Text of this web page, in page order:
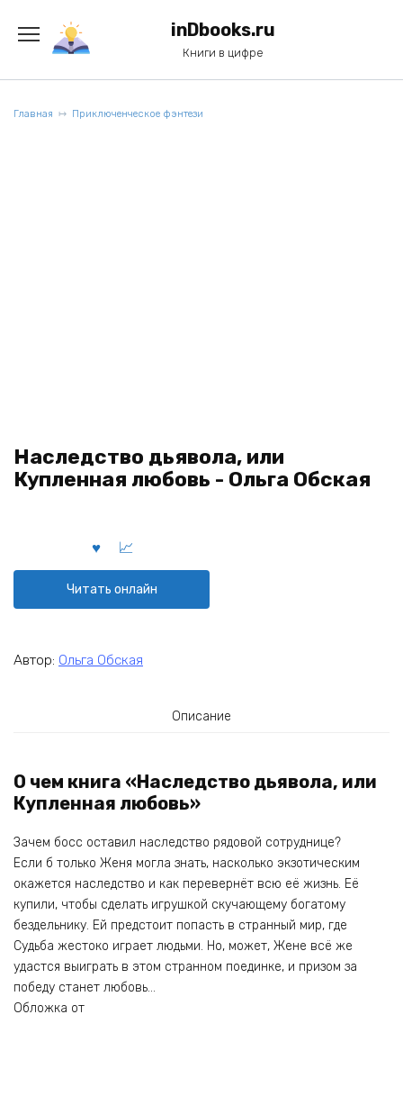
содержанию
inDbooks.ru
Книги в цифре
Главная Приключенческое фэнтези
Наследство дьявола, или
Купленная любовь - Ольга Обская
Читать онлайн
Автор: Ольга Обская
Описание
О чем книга «Наследство дьявола, или
Купленная любовь»
Зачем босс оставил наследство рядовой сотруднице?
Если б только Женя могла знать, насколько экзотическим
окажется наследство и как перевернёт всю её жизнь. Её
купили, чтобы сделать игрушкой скучающему богатому
бездельнику. Ей предстоит попасть в странный мир, где
Судьба жестоко играет людьми. Но, может, Жене всё же
удастся выиграть в этом странном поединке, и призом за
победу станет любовь…
Обложка от